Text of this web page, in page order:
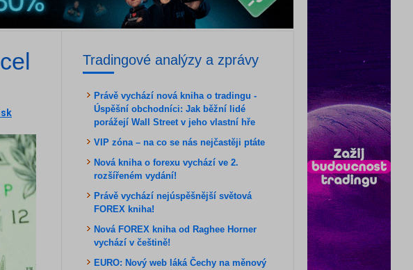
Tradingové analýzy a zprávy
Právě vychází nová kniha o tradingu -
Úspěšní obchodníci: Jak běžní lidé
porážejí Wall Street v jeho vlastní hře
VIP zóna – na co se nás nejčastěji ptáte
Nová kniha o forexu vychází ve 2.
rozšířeném vydání!
Právě vychází nejúspěšnější světová
FOREX kniha!
Nová FOREX kniha od Raghee Horner
vychází v češtině!
EURO: Nový web láká Čechy na měnový